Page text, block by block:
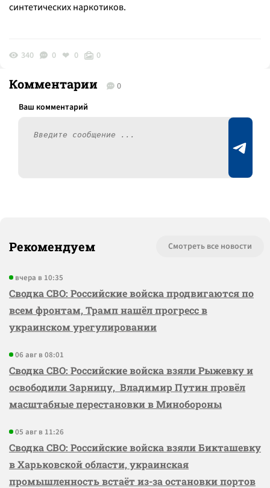
синтетических наркотиков.
340 0 0 0
Комментарии 0
Рекомендуем Смотреть все новости
вчера в 10:35
Сводка СВО: Российские войска продвигаются по
всем фронтам, Трамп нашёл прогресс в
украинском урегулировании
06 авг в 08:01
Сводка СВО: Российские войска взяли Рыжевку и
освободили Зарницу, Владимир Путин провёл
масштабные перестановки в Минобороны
05 авг в 11:26
Сводка СВО: Российские войска взяли Бикташевку
в Харьковской области, украинская
промышленность встаёт из-за остановки портов